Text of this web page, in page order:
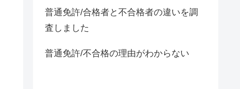
普通免許/合格者と不合格者の違いを調
査しました
普通免許/不合格の理由がわからない